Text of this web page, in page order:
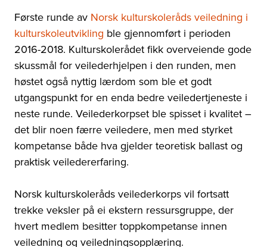
Første runde av Norsk kulturskoleråds veiledning i
kulturskoleutvikling ble gjennomført i perioden
2016-2018. Kulturskolerådet fikk overveiende gode
skussmål for veilederhjelpen i den runden, men
høstet også nyttig lærdom som ble et godt
utgangspunkt for en enda bedre veiledertjeneste i
neste runde. Veilederkorpset ble spisset i kvalitet –
det blir noen færre veiledere, men med styrket
kompetanse både hva gjelder teoretisk ballast og
praktisk veiledererfaring.
Norsk kulturskoleråds veilederkorps vil fortsatt
trekke veksler på ei ekstern ressursgruppe, der
hvert medlem besitter toppkompetanse innen
veiledning og veiledningsopplæring.